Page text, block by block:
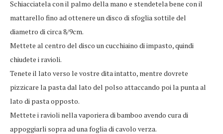
Schiacciatela con il palmo della mano e stendetela bene con il
mattarello fino ad ottenere un disco di sfoglia sottile del
diametro di circa 8/9cm.
Mettete al centro del disco un cucchiaino di impasto, quindi
chiudete i ravioli.
Tenete il lato verso le vostre dita intatto, mentre dovrete
pizzicare la pasta dal lato del polso attaccando poi la punta al
lato di pasta opposto.
Mettete i ravioli nella vaporiera di bamboo avendo cura di
appoggiarli sopra ad una foglia di cavolo verza.